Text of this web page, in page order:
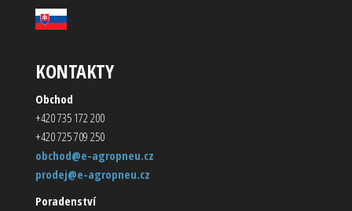
KONTAKTY
Obchod
+420 735 172 200
+420 725 709 250
obchod@e-agropneu.cz
prodej@e-agropneu.cz
Poradenství